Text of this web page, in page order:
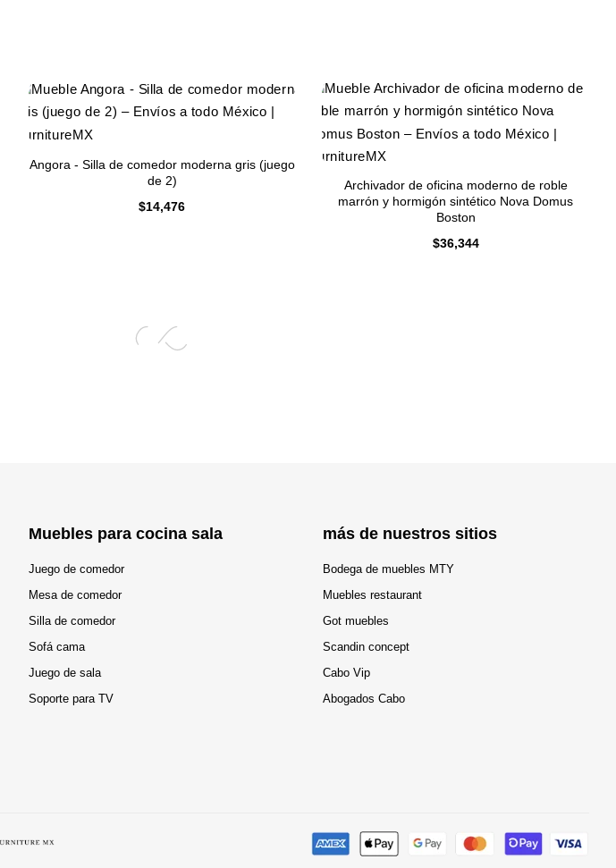
Angora - Silla de comedor moderna gris (juego
de 2)
$14,476
Archivador de oficina moderno de roble
marrón y hormigón sintético Nova Domus
Boston
$36,344
Muebles para cocina sala
Juego de comedor
Mesa de comedor
Silla de comedor
Sofá cama
Juego de sala
Soporte para TV
más de nuestros sitios
Bodega de muebles MTY
Muebles restaurant
Got muebles
Scandin concept
Cabo Vip
Abogados Cabo